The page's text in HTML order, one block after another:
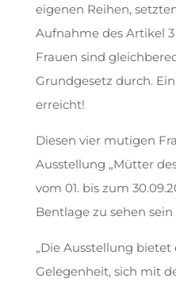
eigenen Reihen,
Aufnahme des Artikel
Frauen sind
Grundgesetz durch.
erreicht!
Diesen vier mutigen
Ausstellung „Mütter
vom 01. bis zum
Bentlage zu sehen sein
„Die Ausstellung
Gelegenheit, sich mit